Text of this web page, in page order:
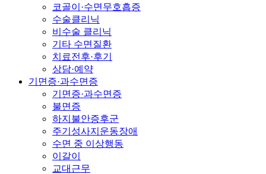
코골이·수면무호흡증
수술클리닉
비수술 클리닉
기타 수면질환
치료전후·후기
상담·예약
기면증·과수면증
기면증·과수면증
불면증
하지불안증후군
주기성사지운동장애
수면 중 이상행동
이갈이
교대근무